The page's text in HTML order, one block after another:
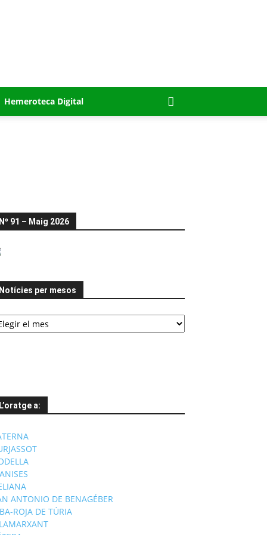
Hemeroteca Digital
Nº 91 – Maig 2026
Notícies per mesos
L’oratge a:
ANTONIO DE BENAGÉBER
ROJA DE TÚRIA